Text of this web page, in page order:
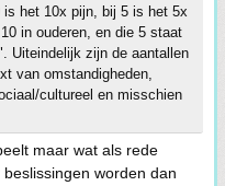
het 10x pijn, bij 5 is het 5x
in ouderen, en die 5 staat
Uiteindelijk zijn de aantallen
van omstandigheden,
cultureel en misschien
maar wat als rede
worden dan